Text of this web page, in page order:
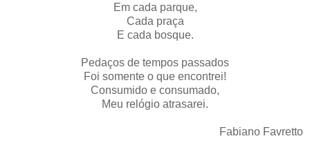
Em cada parque,
Cada praça
E cada bosque.
Pedaços de tempos passados
Foi somente o que encontrei!
Consumido e consumado,
Meu relógio atrasarei.
Fabiano Favretto